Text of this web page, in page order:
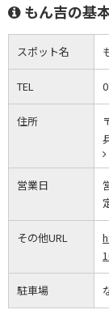
もん吉の基
スポット名
TEL
住所
営業日
その他URL
駐車場